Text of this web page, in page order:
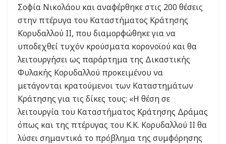
Σοφία Νικολάου και αναφέρθηκε στις 200 θέσεις
στην πτέρυγα του Καταστήματος Κράτησης
Κορυδαλλού ΙΙ, που διαμορφώθηκε για να
υποδεχθεί τυχόν κρούσματα κορονοϊού και θα
λειτουργήσει ως παράρτημα της Δικαστικής
Φυλακής Κορυδαλλού προκειμένου να
μετάγονται κρατούμενοι των Καταστημάτων
Κράτησης για τις δίκες τους: «Η θέση σε
λειτουργία του Καταστήματος Κράτησης Δράμας
όπως και της πτέρυγας του Κ.Κ. Κορυδαλλού ΙΙ θα
λύσει σημαντικά το πρόβλημα της συμφόρησης